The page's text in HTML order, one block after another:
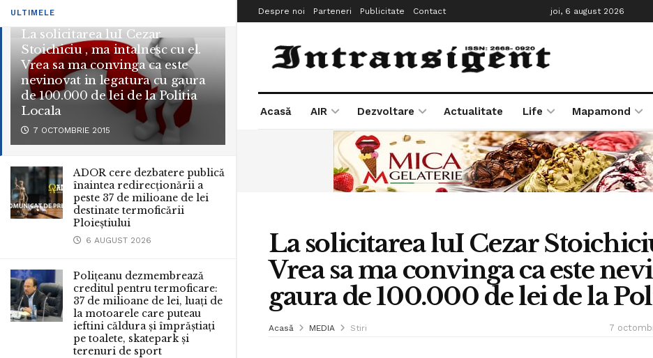
ULTIMELE
La solicitarea luI Cezar
Stoichiciu , ma intalnesc cu el.
Vrea sa ma convinga ca este
nevinovat in legatura cu gaura
de 100.000 de lei de la Politia
Locala
7 OCTOMBRIE 2015
ADOR cere dezbatere publică
înaintea redirecționării a
peste 37 de milioane de lei
destinate termoficării
Ploieștiului
6 AUGUST 2026
Polițeanu dezmembrează
creditul pentru termoficare:
37 de milioane de lei, luați de
la motoarele care puteau
ieftini căldura și împrăștiați
pe toalete, skatepark și
terenuri de sport
Despre noi Parteneri Publicitate Contact joi, 6 august 2026
Acasă AIR Dezvoltare Actualitate Life Mapamond
La solicitarea luI Cezar
Vrea sa ma convinga ca este
gaura de 100.000 de lei de la
Acasă MEDIA Stiri 7